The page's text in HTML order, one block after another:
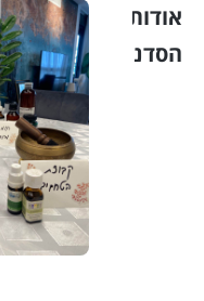
אודות
הסדנה